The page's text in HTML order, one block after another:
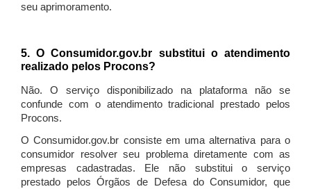
seu aprimoramento.
5. O Consumidor.gov.br substitui o atendimento
realizado pelos Procons?
Não. O serviço disponibilizado na plataforma não se
confunde com o atendimento tradicional prestado pelos
Procons.
O Consumidor.gov.br consiste em uma alternativa para o
consumidor resolver seu problema diretamente com as
empresas cadastradas. Ele não substitui o serviço
prestado pelos Órgãos de Defesa do Consumidor, que